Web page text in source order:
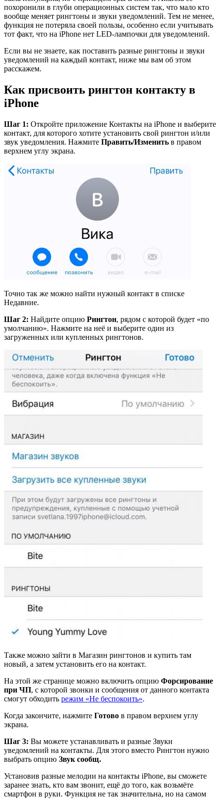
похоронили в глуби операционных систем так, что мало кто
вообще меняет рингтоны и звуки уведомлений. Тем не менее,
функция не потеряла своей пользы, особенно если учитывать
тот факт, что на iPhone нет LED-лампочки для уведомлений.
Если вы не знаете, как поставить разные рингтоны и звуки
уведомлений на каждый контакт, ниже мы вам об этом
расскажем.
Как присвоить рингтон контакту в
iPhone
Шаг 1: Откройте приложение Контакты на iPhone и выберите
контакт, для которого хотите установить свой рингтон и/или
звук уведомления. Нажмите Править/Изменить в правом
верхнем углу экрана.
Точно так же можно найти нужный контакт в списке
Недавние.
Шаг 2: Найдите опцию Рингтон, рядом с которой будет «по
умолчанию». Нажмите на неё и выберите один из
загруженных или купленных рингтонов.
Также можно зайти в Магазин рингтонов и купить там
новый, а затем установить его на контакт.
На этой же странице можно включить опцию Форсирование
при ЧП, с которой звонки и сообщения от данного контакта
смогут обходить режим «Не беспокоить».
Когда закончите, нажмите Готово в правом верхнем углу
экрана.
Шаг 3: Вы можете устанавливать и разные Звуки
уведомлений на контакты. Для этого вместо Рингтон нужно
выбрать опцию Звук сообщ.
Установив разные мелодии на контакты iPhone, вы сможете
заранее знать, кто вам звонит, ещё до того, как возьмёте
смартфон в руки. Функция не так значительна, но на самом